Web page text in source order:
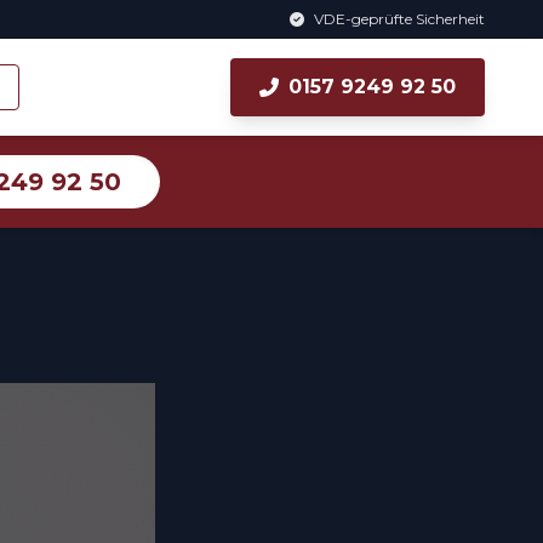
VDE-geprüfte Sicherheit
0157 9249 92 50
92 50